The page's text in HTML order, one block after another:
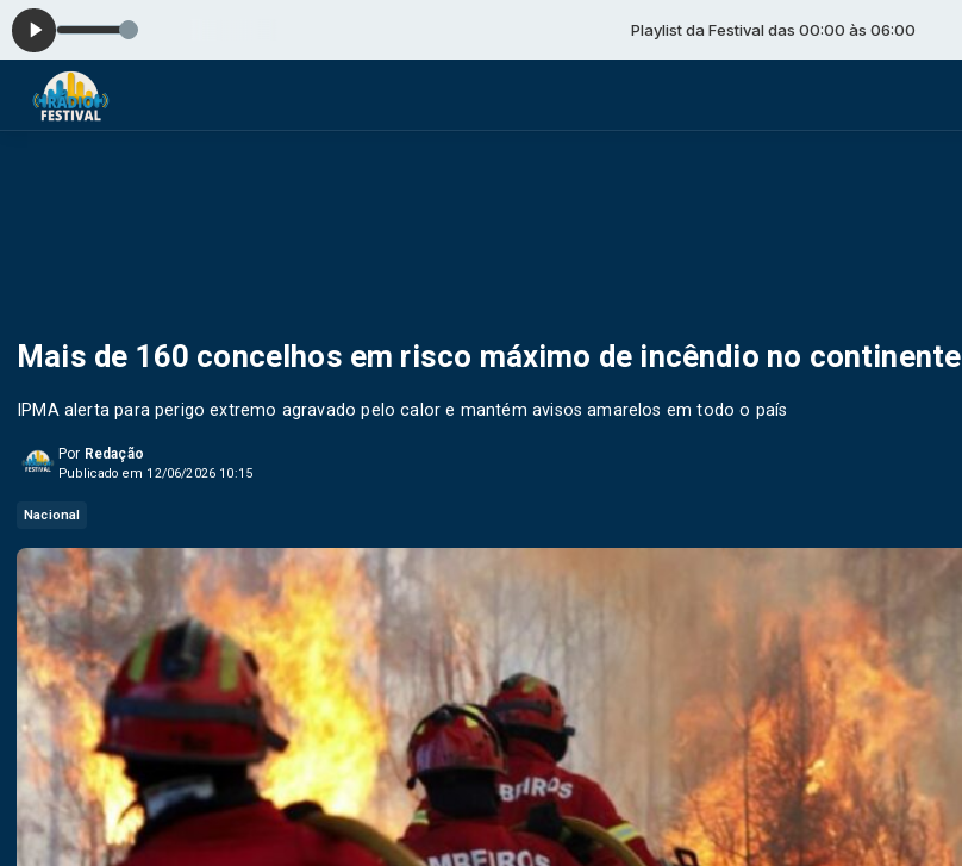
Playlist da Festival das 00:00 às 06:00
Mais de 160 concelhos em risco máximo de incêndio no continente
IPMA alerta para perigo extremo agravado pelo calor e mantém avisos amarelos em todo o país
Por Redação
Publicado em 12/06/2026 10:15
Nacional